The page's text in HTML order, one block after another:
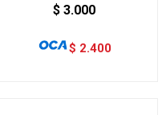
$ 3.000
$ 2.400